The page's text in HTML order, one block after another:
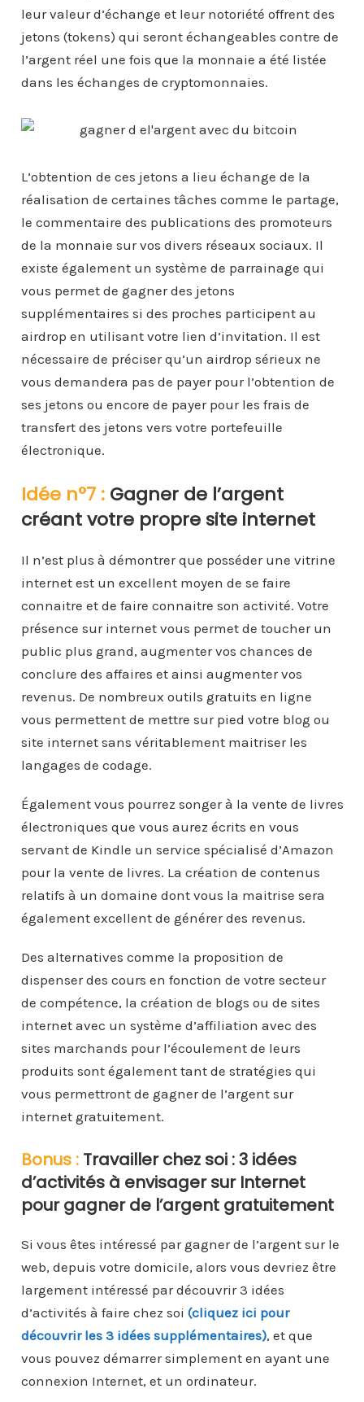
leur valeur d’échange et leur notoriété offrent des
jetons (tokens) qui seront échangeables contre de
l’argent réel une fois que la monnaie a été listée
dans les échanges de cryptomonnaies.
L’obtention de ces jetons a lieu échange de la
réalisation de certaines tâches comme le partage,
le commentaire des publications des promoteurs
de la monnaie sur vos divers réseaux sociaux. Il
existe également un système de parrainage qui
vous permet de gagner des jetons
supplémentaires si des proches participent au
airdrop en utilisant votre lien d’invitation. Il est
nécessaire de préciser qu’un airdrop sérieux ne
vous demandera pas de payer pour l’obtention de
ses jetons ou encore de payer pour les frais de
transfert des jetons vers votre portefeuille
électronique.
Idée n°7 :Gagner de l’argent
créant votre propre site internet
Il n’est plus à démontrer que posséder une vitrine
internet est un excellent moyen de se faire
connaitre et de faire connaitre son activité. Votre
présence sur internet vous permet de toucher un
public plus grand, augmenter vos chances de
conclure des affaires et ainsi augmenter vos
revenus. De nombreux outils gratuits en ligne
vous permettent de mettre sur pied votre blog ou
site internet sans véritablement maitriser les
langages de codage.
Également vous pourrez songer à la vente de livres
électroniques que vous aurez écrits en vous
servant de Kindle un service spécialisé d’Amazon
pour la vente de livres. La création de contenus
relatifs à un domaine dont vous la maitrise sera
également excellent de générer des revenus.
Des alternatives comme la proposition de
dispenser des cours en fonction de votre secteur
de compétence, la création de blogs ou de sites
internet avec un système d’affiliation avec des
sites marchands pour l’écoulement de leurs
produits sont également tant de stratégies qui
vous permettront de gagner de l’argent sur
internet gratuitement.
Bonus :Travailler chez soi : 3 idées
d’activités à envisager sur Internet
pour gagner de l’argent gratuitement
Si vous êtes intéressé par gagner de l’argent sur le
web, depuis votre domicile, alors vous devriez être
largement intéressé par découvrir 3 idées
d’activités à faire chez soi (cliquez ici pour
découvrir les 3 idées supplémentaires), et que
vous pouvez démarrer simplement en ayant une
connexion Internet, et un ordinateur.